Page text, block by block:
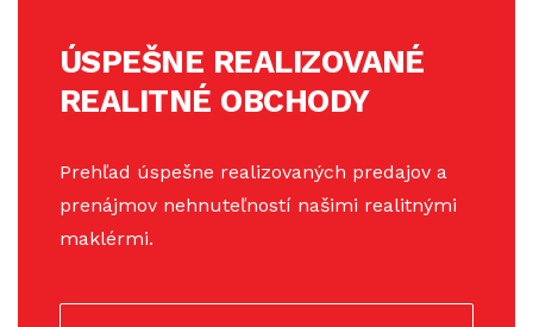
ÚSPEŠNE REALIZOVANÉ
REALITNÉ OBCHODY
Prehľad úspešne realizovaných predajov a
prenájmov nehnuteľností našimi realitnými
maklérmi.